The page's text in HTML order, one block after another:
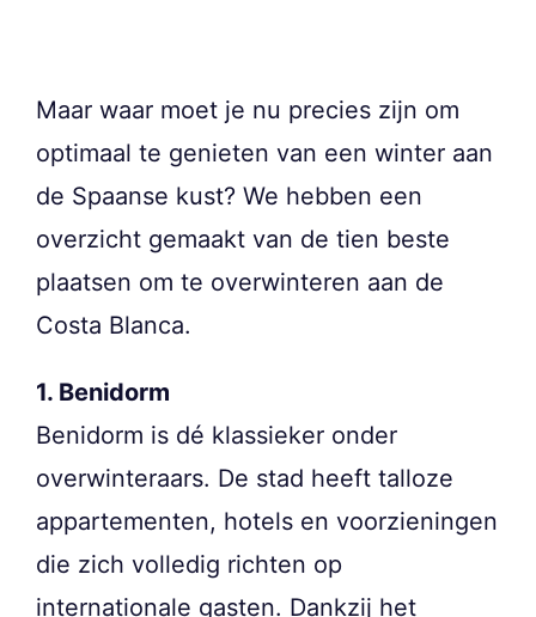
Maar waar moet je nu precies zijn om
optimaal te genieten van een winter aan
de Spaanse kust? We hebben een
overzicht gemaakt van de tien beste
plaatsen om te overwinteren aan de
Costa Blanca.
1. Benidorm
Benidorm is dé klassieker onder
overwinteraars. De stad heeft talloze
appartementen, hotels en voorzieningen
die zich volledig richten op
internationale gasten. Dankzij het